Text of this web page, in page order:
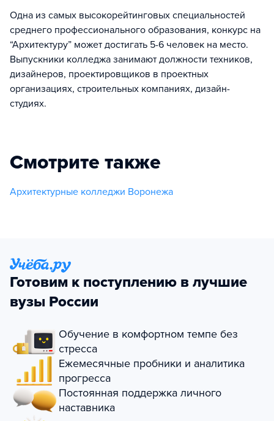
Одна из самых высокорейтинговых специальностей
среднего профессионального образования, конкурс на
“Архитектуру” может достигать 5-6 человек на место.
Выпускники колледжа занимают должности техников,
дизайнеров, проектировщиков в проектных
организациях, строительных компаниях, дизайн-
студиях.
Смотрите также
Архитектурные колледжи Воронежа
Готовим к поступлению в лучшие
вузы России
Обучение в комфортном темпе без
стресса
Ежемесячные пробники и аналитика
прогресса
Постоянная поддержка личного
наставника